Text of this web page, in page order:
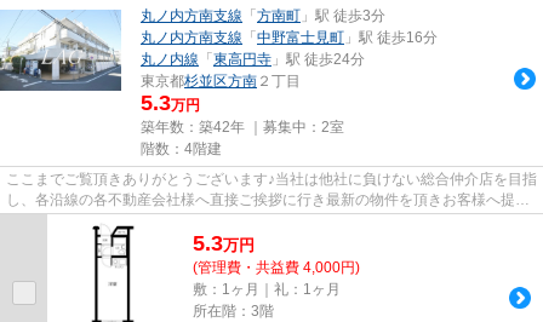
丸ノ内方南支線 「 方南町 」駅 徒歩3分
丸ノ内方南支線 「 中野富士見町 」駅 徒歩16分
丸ノ内線 「 東高円寺 」駅 徒歩24分
東京都杉並区方南 ２丁目
5.3万円
築年数：築42年 ｜募集中： 2室
階数：4階建
ここまでご覧頂きありがとうございます♪当社は他社に負けない総合仲介店を目指
し、各沿線の各不動産会社様へ直接ご挨拶に行き最新の物件を頂きお客様へ提供
しております！最新の情報は...
5.3万円
(管理費・共益費 4,000円)
敷：1ヶ月｜礼：1ヶ月
所在階：3階